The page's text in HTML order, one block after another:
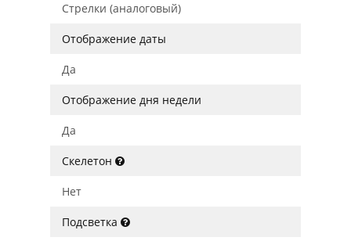
Стрелки (аналоговый)
Отображение даты
Да
Отображение дня недели
Да
Скелетон
Нет
Подсветка